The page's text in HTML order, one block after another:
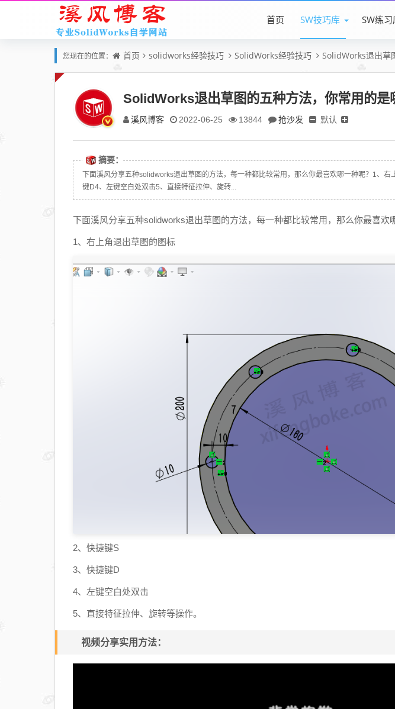
首页 SW技巧库 SW练习
您现在的位置： 首页 solidworks经验技巧 SolidWorks经验技巧 SolidWorks退出草
SolidWorks退出草图的五种方法，你常用的是
溪风博客 2022-06-25 13844 抢沙发 默认
摘要：
下面溪风分享五种solidworks退出草图的方法，每一种都比较常用，那么你最喜欢哪一种呢？1、
键D4、左键空白处双击5、直接特征拉伸、旋转...
下面溪风分享五种solidworks退出草图的方法，每一种都比较常用，那么你最喜欢
1、右上角退出草图的图标
2、快捷键S
3、快捷键D
4、左键空白处双击
5、直接特征拉伸、旋转等操作。
视频分享实用方法：